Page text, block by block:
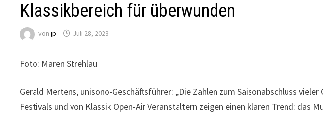
Klassikbereich für überwunden
vonjp Juli 28, 2023
Foto: Maren Strehlau
Gerald Mertens, unisono-Geschäftsführer: „Die Zahlen zum Saisonabschluss
Festivals und von Klassik Open-Air Veranstaltern zeigen einen klaren Trend: das